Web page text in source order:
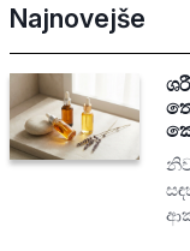
Najnovejše